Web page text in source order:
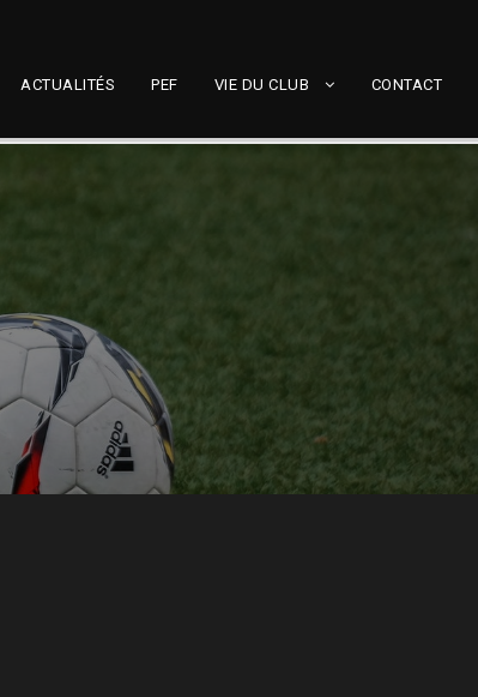
ACTUALITÉS PEF VIE DU CLUB CONTACT